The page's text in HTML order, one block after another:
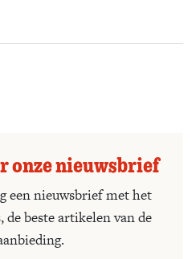
onze nieuwsbrief
een nieuwsbrief met het
beste artikelen van de